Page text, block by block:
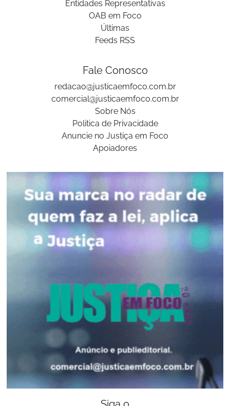
Entidades Representativas
OAB em Foco
Últimas
Feeds RSS
Fale Conosco
redacao@justicaemfoco.com.br
comercial@justicaemfoco.com.br
Sobre Nós
Politica de Privacidade
Anuncie no Justiça em Foco
Apoiadores